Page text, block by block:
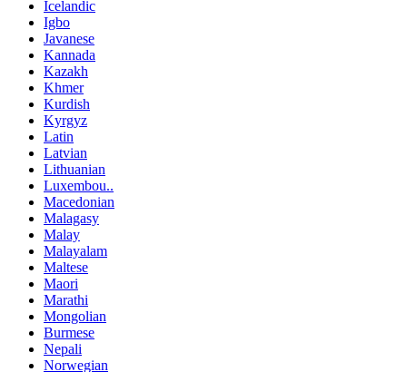
Icelandic
Igbo
Javanese
Kannada
Kazakh
Khmer
Kurdish
Kyrgyz
Latin
Latvian
Lithuanian
Luxembou..
Macedonian
Malagasy
Malay
Malayalam
Maltese
Maori
Marathi
Mongolian
Burmese
Nepali
Norwegian